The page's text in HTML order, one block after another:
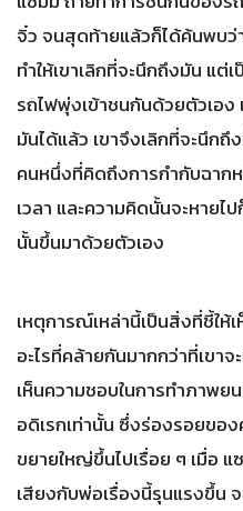
จิ๋ว จนสุดท้ายแล้วก็ได้ค้นพบว่
ทำให้เขาเลิกที่จะนึกถึงมัน แต่
รถไฟพุ่งเข้าชนกันด้วยตัวเอง
มันได้แล้ว เขาจึงเลิกที่จะนึก
คนหนึ่งที่คิดถึงการกำกับฉาก
เวลา และความคิดนั้นจะหายไ
นั้นขึ้นมาด้วยตัวเอง
เหตุการณ์เหล่านี้เป็นสิ่งที่ชี้ให้
อะไรที่คล้ายกันมากกว่าที่เขา
เห็นความชอบในการทำภาพย
อดิเรกเท่านั้น ซึ่งร่องรอยขอ
ขยายใหญ่ขึ้นไปเรื่อย ๆ เมื่อ แ
เสียงกับพ่อเรื่องนี้รุนแรงขึ้น